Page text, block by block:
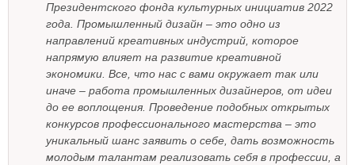
Президентского фонда культурных инициатив 2022
года. Промышленный дизайн – это одно из
направлений креативных индустрий, которое
напрямую влияет на развитие креативной
экономики. Все, что нас с вами окружает так или
иначе – работа промышленных дизайнеров, от идеи
до ее воплощения. Проведение подобных открытых
конкурсов профессионального мастерства – это
уникальный шанс заявить о себе, дать возможность
молодым талантам реализовать себя в профессии, а